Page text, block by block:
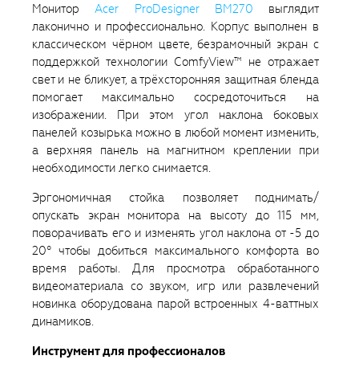
МониторAcer ProDesigner BM270 выглядит
лаконично и профессионально. Корпус выполнен в
классическом чёрном цвете, безрамочный экран с
поддержкой технологии ComfyView™ не отражает
свет и не бликует, а трёхсторонняя защитная бленда
помогает максимально сосредоточиться на
изображении. При этом угол наклона боковых
панелей козырька можно в любой момент изменить,
а верхняя панель на магнитном креплении при
необходимости легко снимается.
Эргономичная стойка позволяет поднимать/
опускать экран монитора на высоту до 115 мм,
поворачивать его и изменять угол наклона от -5 до
20° чтобы добиться максимального комфорта во
время работы. Для просмотра обработанного
видеоматериала со звуком, игр или развлечений
новинка оборудована парой встроенных 4-ваттных
динамиков.
Инструмент для профессионалов